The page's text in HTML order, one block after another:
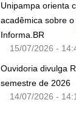
Unipampa orienta
acadêmica sobre
Informa.BR
15/07/2026 -
Ouvidoria divulga
semestre de 2026
14/07/2026 -